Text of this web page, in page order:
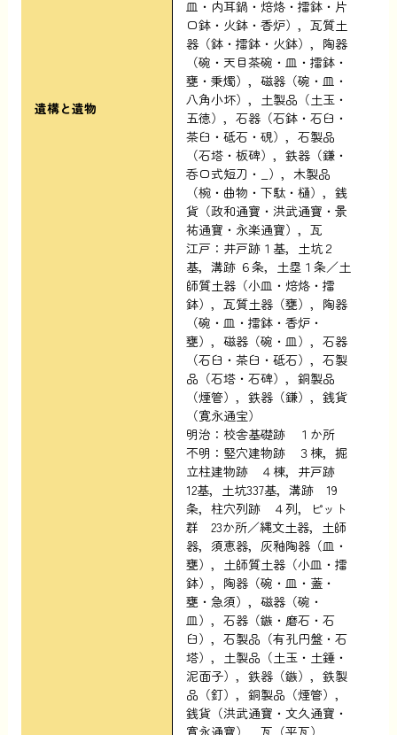
遺構と遺物
皿・内耳鍋・焙烙・擂鉢・片
口鉢・火鉢・香炉），瓦質土
器（鉢・擂鉢・火鉢），陶器
（碗・天目茶碗・皿・擂鉢・
甕・秉燭），磁器（碗・皿・
八角小坏），土製品（土玉・
五徳），石器（石鉢・石臼・
茶臼・砥石・硯），石製品
（石塔・板碑），鉄器（鎌・
呑口式短刀・_），木製品
（椀・曲物・下駄・樋），銭
貨（政和通寶・洪武通寶・景
祐通寶・永楽通寶），瓦
江戸：井戸跡１基，土坑２
基，溝跡 ６条，土塁１条／土
師質土器（小皿・焙烙・擂
鉢），瓦質土器（甕），陶器
（碗・皿・擂鉢・香炉・
甕），磁器（碗・皿），石器
（石臼・茶臼・砥石），石製
品（石塔・石碑），銅製品
（煙管），鉄器（鎌），銭貨
（寛永通宝）
明治：校舎基礎跡 １か所
不明：竪穴建物跡 ３棟，掘
立柱建物跡 ４棟，井戸跡
12基，土坑337基，溝跡 19
条，柱穴列跡 ４列，ピット
群 23か所／縄文土器，土師
器，須恵器，灰釉陶器（皿・
甕），土師質土器（小皿・擂
鉢），陶器（碗・皿・蓋・
甕・急須），磁器（碗・
皿），石器（鏃・磨石・石
臼），石製品（有孔円盤・石
塔），土製品（土玉・土錘・
泥面子），鉄器（鏃），鉄製
品（釘），銅製品（煙管），
銭貨（洪武通寶・文久通寶・
寛永通寶），瓦（平瓦）